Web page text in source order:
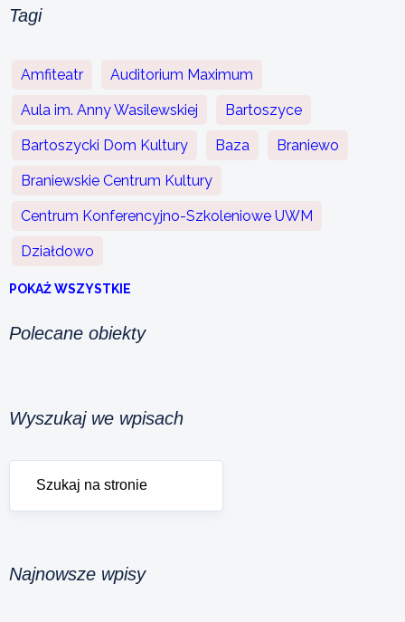
Tagi
Amfiteatr Auditorium Maximum
Aula im. Anny Wasilewskiej Bartoszyce
Bartoszycki Dom Kultury Baza Braniewo
Braniewskie Centrum Kultury
Centrum Konferencyjno-Szkoleniowe UWM
Działdowo
POKAŻ WSZYSTKIE
Polecane obiekty
Wyszukaj we wpisach
Najnowsze wpisy